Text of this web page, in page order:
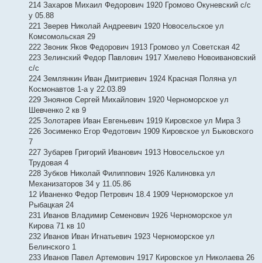
214 Захаров Михаил Федорович 1920 Громово Окуневский с/с
у 05.88
221 Зверев Николай Андреевич 1920 Новосельское ул
Комсомольская 29
222 Звоник Яков Федорович 1913 Громово ул Советская 42
223 Зелинский Федор Павлович 1917 Хмелево Новоивановский
с/с
224 Землянкин Иван Дмитриевич 1924 Красная Поляна ул
Космонавтов 1-а у 22.03.89
229 Зноянов Сергей Михайлович 1920 Черноморское ул
Шевченко 2 кв 9
225 Золотарев Иван Евгеньевич 1919 Кировское ул Мира 3
226 Зосименко Егор Федотович 1909 Кировское ул Быковского
7
227 Зубарев Григорий Иванович 1913 Новосельское ул
Трудовая 4
228 Зубков Николай Филиппович 1926 Калиновка ул
Механизаторов 34 у 11.05.86
12 Иваненко Федор Петрович 18.4 1909 Черноморское ул
Рыбацкая 24
231 Иванов Владимир Семенович 1926 Черноморское ул
Кирова 71 кв 10
232 Иванов Иван Игнатьевич 1923 Черноморское ул
Белинского 1
233 Иванов Павел Артемович 1917 Кировское ул Николаева 26